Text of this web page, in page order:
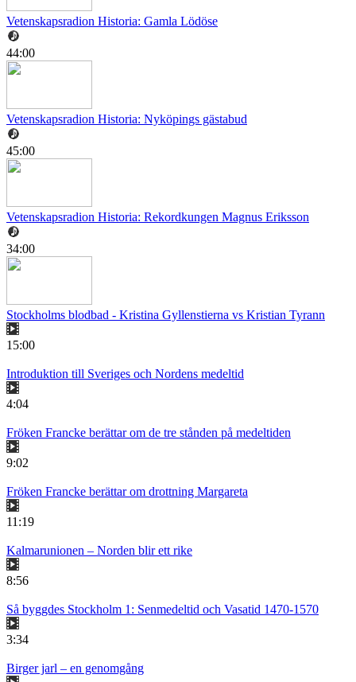
Vetenskapsradion Historia: Gamla Lödöse
44:00
Vetenskapsradion Historia: Nyköpings gästabud
45:00
Vetenskapsradion Historia: Rekordkungen Magnus Eriksson
34:00
Stockholms blodbad - Kristina Gyllenstierna vs Kristian Tyrann
15:00
Introduktion till Sveriges och Nordens medeltid
4:04
Fröken Francke berättar om de tre stånden på medeltiden
9:02
Fröken Francke berättar om drottning Margareta
11:19
Kalmarunionen – Norden blir ett rike
8:56
Så byggdes Stockholm 1: Senmedeltid och Vasatid 1470-1570
3:34
Birger jarl – en genomgång